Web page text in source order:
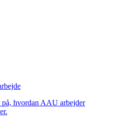
på, hvordan AAU arbejder